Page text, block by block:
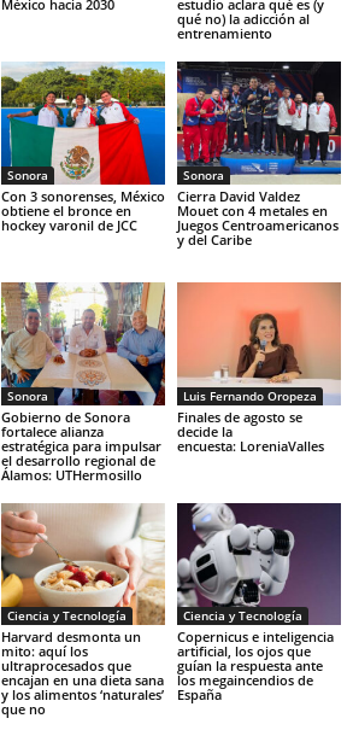
México hacia 2030
estudio aclara qué es (y
qué no) la adicción al
entrenamiento
Sonora
Con 3 sonorenses, México
obtiene el bronce en
hockey varonil de JCC
Sonora
Cierra David Valdez
Mouet con 4 metales en
Juegos Centroamericanos
y del Caribe
Sonora
Gobierno de Sonora
fortalece alianza
estratégica para impulsar
el desarrollo regional de
Álamos: UTHermosillo
Luis Fernando Oropeza
Finales de agosto se
decide la
encuesta: LoreniaValles
Ciencia y Tecnología
Harvard desmonta un
mito: aquí los
ultraprocesados que
encajan en una dieta sana
y los alimentos ‘naturales’
que no
Ciencia y Tecnología
Copernicus e inteligencia
artificial, los ojos que
guían la respuesta ante
los megaincendios de
España